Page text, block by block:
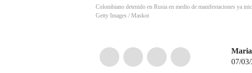
Colombiano detenido en Rusia en medio de manifestaciones ya
Getty Images / Maskot
07/